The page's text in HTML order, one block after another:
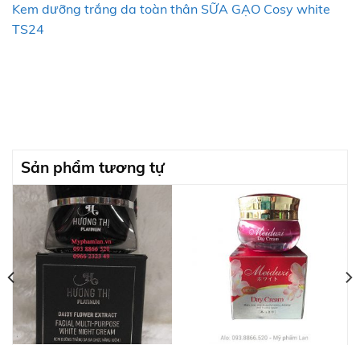
Kem dưỡng trắng da toàn thân SỮA GẠO Cosy white
TS24
Sản phẩm tương tự